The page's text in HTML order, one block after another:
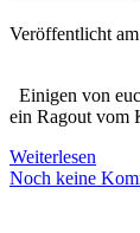
Veröffentlicht
Einigen von
ein Ragout vom
Weiterlesen
Noch keine